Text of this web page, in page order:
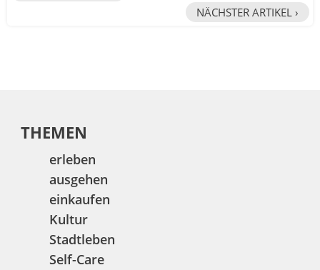
NÄCHSTER ARTIKEL ›
THEMEN
erleben
ausgehen
einkaufen
Kultur
Stadtleben
Self-Care